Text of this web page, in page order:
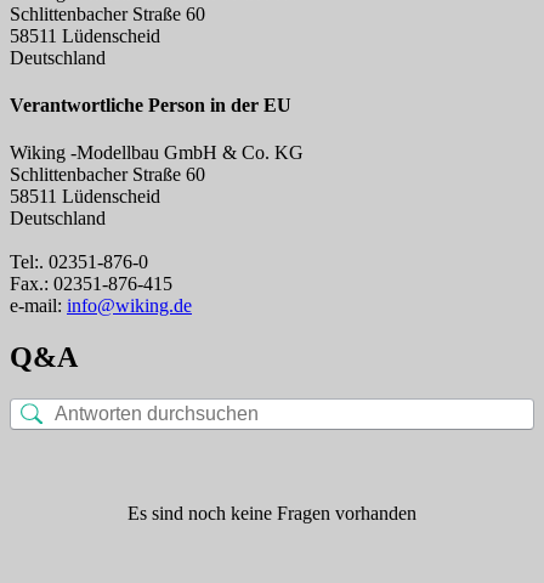
Schlittenbacher Straße 60
58511 Lüdenscheid
Deutschland
Verantwortliche Person in der EU
Wiking -Modellbau GmbH & Co. KG
Schlittenbacher Straße 60
58511 Lüdenscheid
Deutschland
Tel:. 02351-876-0
Fax.: 02351-876-415
e-mail: info@wiking.de
Q&A
Es sind noch keine Fragen vorhanden